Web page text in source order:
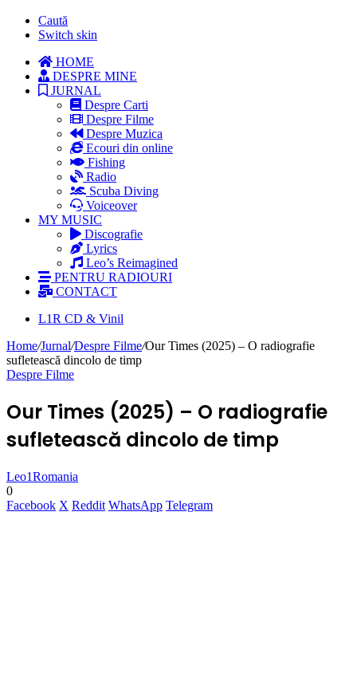
Caută
Switch skin
HOME
DESPRE MINE
JURNAL
Despre Carti
Despre Filme
Despre Muzica
Ecouri din online
Fishing
Radio
Scuba Diving
Voiceover
MY MUSIC
Discografie
Lyrics
Leo’s Reimagined
PENTRU RADIOURI
CONTACT
L1R CD & Vinil
Home/Jurnal/Despre Filme/Our Times (2025) – O radiografie
sufletească dincolo de timp
Despre Filme
Our Times (2025) – O radiografie
sufletească dincolo de timp
Leo1Romania
0
Facebook X Reddit WhatsApp Telegram